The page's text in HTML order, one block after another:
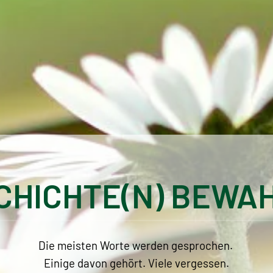
Die meisten Worte werden gesprochen.
Einige davon gehört. Viele vergessen.